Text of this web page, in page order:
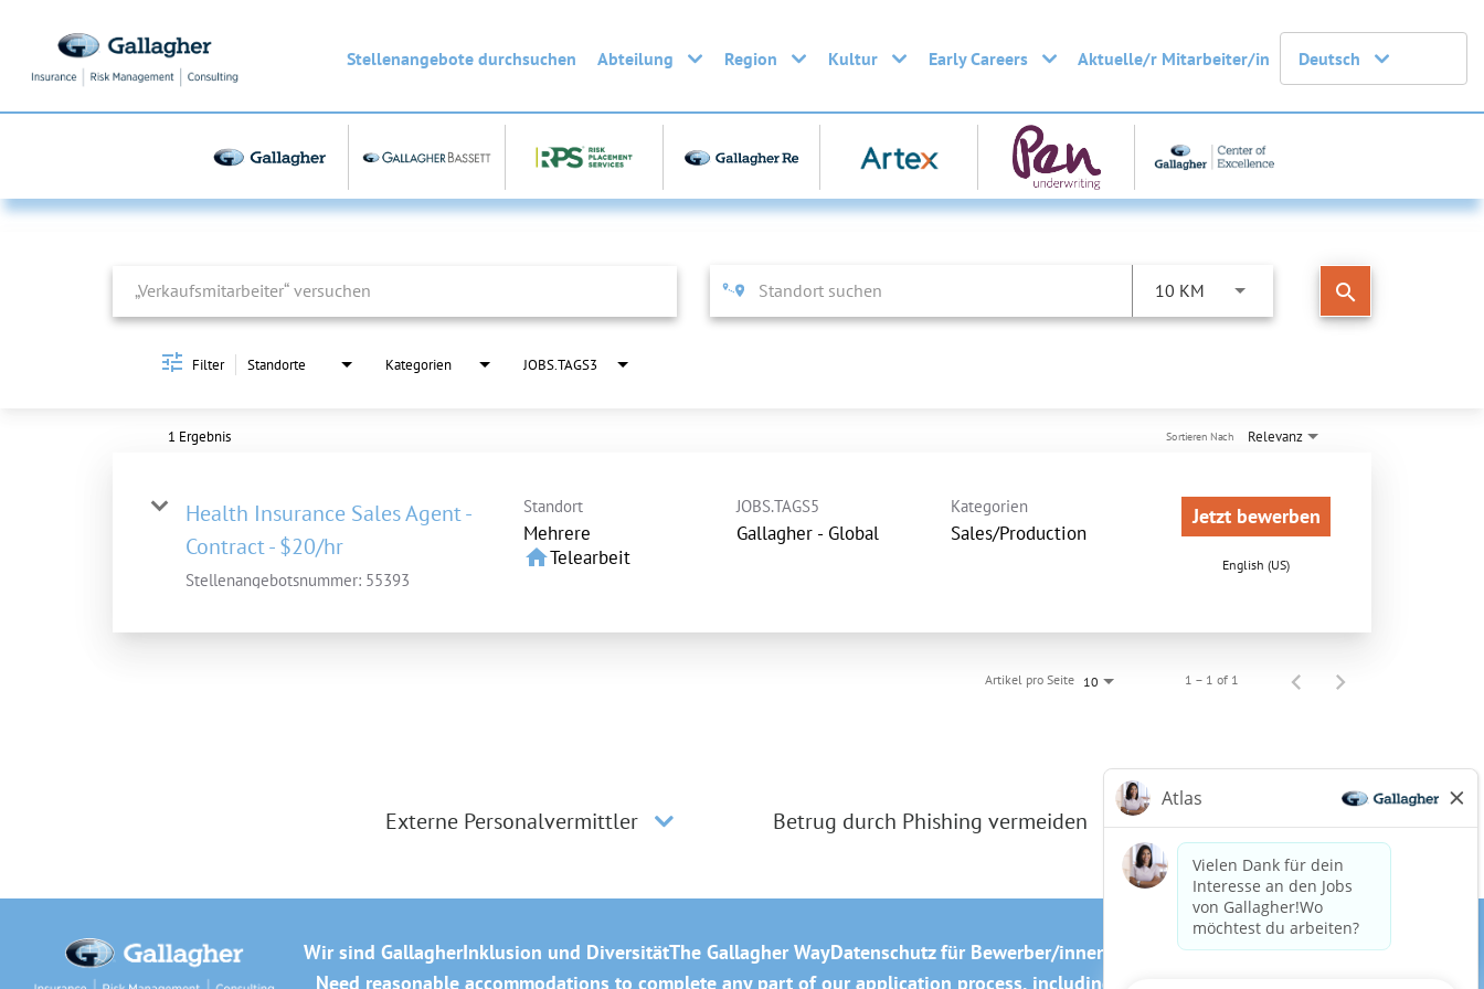
Stellenangebote durchsuchen Abteilung Region Kultur Early Careers Aktuelle/r Mitarbeiter/in Deutsch
Job Search Page
10 KM search
Filter Standorte Kategorien JOBS.TAGS3
1 Ergebnis Relevanz
Sortieren Nach
Health Insurance Sales Agent -
Contract - $20/hr
Stellenangebotsnummer: 55393
Standort
Mehrere
homeTelearbeit
JOBS.TAGS5
Gallagher - Global
Kategorien
Sales/Production
Jetzt bewerben
English (US)
Artikel pro Seite 10 1 – 1 of 1
Externe Personalvermittler Betrug durch Phishing vermeiden
Wir sind GallagherInklusion und DiversitätThe Gallagher WayDatenschutz für Bewerber/innen
Cookie-Richtlinie
Need reasonable accommodations to complete any part of our application process, including the use of this